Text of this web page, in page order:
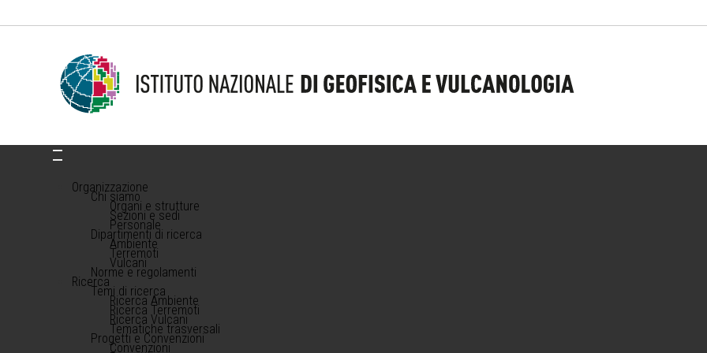
Organizzazione
Chi siamo
Organi e strutture
Sezioni e sedi
Personale
Dipartimenti di ricerca
Ambiente
Terremoti
Vulcani
Norme e regolamenti
Ricerca
Temi di ricerca
Ricerca Ambiente
Ricerca Terremoti
Ricerca Vulcani
Tematiche trasversali
Progetti e Convenzioni
Convenzioni